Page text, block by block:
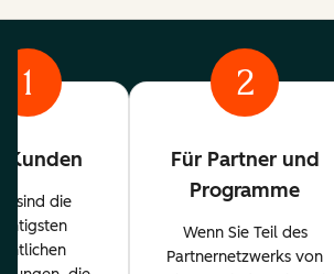
1
Kunden
sind die
2
Für Partner und
Programme
Wenn Sie Teil des
Partnernetzwerks von